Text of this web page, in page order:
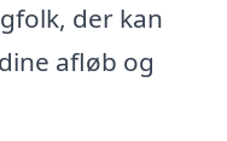
der kan
afløb og